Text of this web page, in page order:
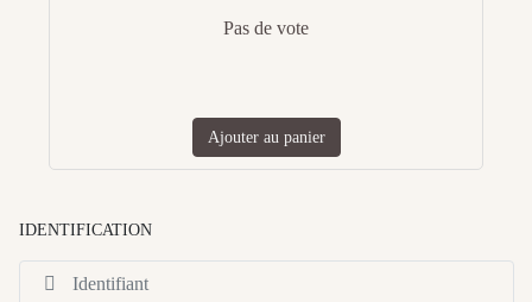
Pas de vote
Ajouter au panier
IDENTIFICATION